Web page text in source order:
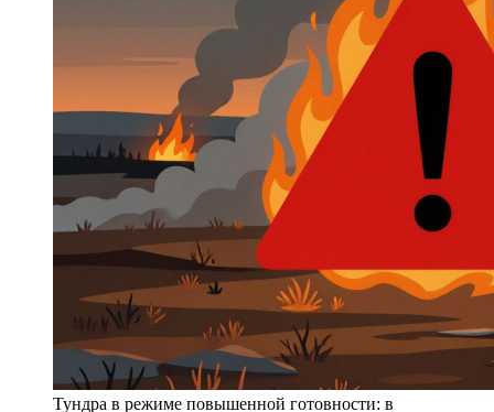
Тундра в режиме повышенной готовности: в